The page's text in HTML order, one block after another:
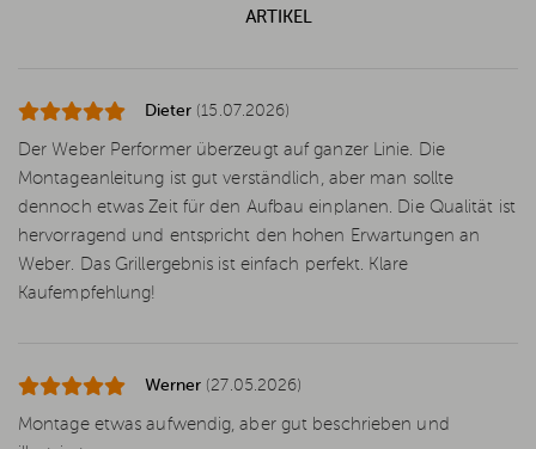
ARTIKEL
Dieter (15.07.2026)
Der Weber Performer überzeugt auf ganzer Linie. Die
Montageanleitung ist gut verständlich, aber man sollte
dennoch etwas Zeit für den Aufbau einplanen. Die Qualität ist
hervorragend und entspricht den hohen Erwartungen an
Weber. Das Grillergebnis ist einfach perfekt. Klare
Kaufempfehlung!
Werner (27.05.2026)
Montage etwas aufwendig, aber gut beschrieben und